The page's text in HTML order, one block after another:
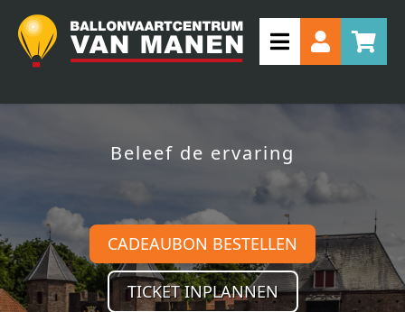
Beleef de ervaring
CADEAUBON BESTELLEN
TICKET INPLANNEN